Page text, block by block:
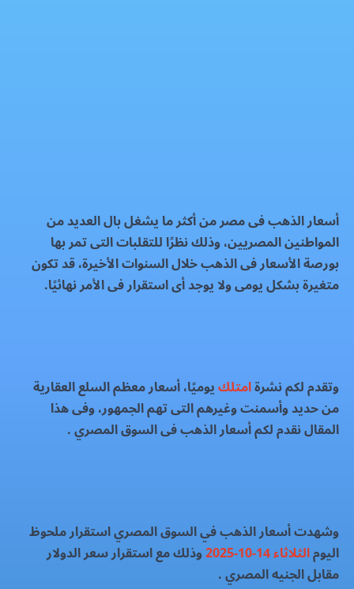
أسعار الذهب فى مصر من أكثر ما يشغل بال العديد من
المواطنين المصريين، وذلك نظرًا للتقلبات التى تمر بها
بورصة الأسعار فى الذهب خلال السنوات الأخيرة، قد تكون
متغيرة بشكل يومى ولا يوجد أى استقرار فى الأمر نهائيًا.
وتقدم لكم نشرةامتلكيوميًا، أسعار معظم السلع العقارية
من حديد وأسمنت وغيرهم التى تهم الجمهور، وفى هذا
المقال نقدم لكم أسعار الذهب فى السوق المصري .
وشهدت أسعار الذهب في السوق المصري استقرار ملحوظ
اليومالثلاثاء 14-10-2025 وذلك مع استقرار سعر الدولار
مقابل الجنيه المصري .